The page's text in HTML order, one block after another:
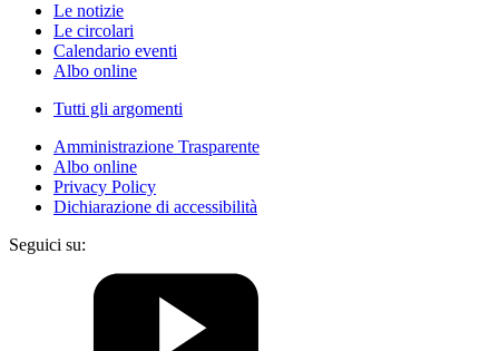
Le notizie
Le circolari
Calendario eventi
Albo online
Tutti gli argomenti
Amministrazione Trasparente
Albo online
Privacy Policy
Dichiarazione di accessibilità
Seguici su: